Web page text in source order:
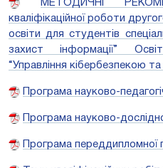
МЕТОДИЧНІ
кваліфікаційної роботи
освіти для студентів
захист інформації”
“Управління кібербезпекою
Програма науково-
Програма науково-
Програма переддипломної